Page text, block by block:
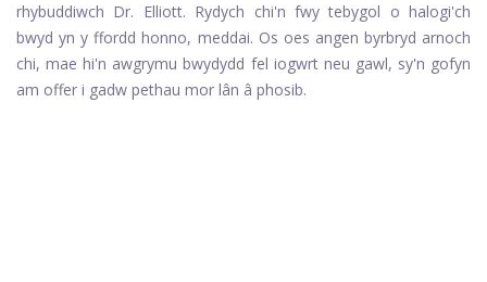
rhybuddiwch Dr. Elliott. Rydych chi'n fwy tebygol o halogi'ch
bwyd yn y ffordd honno, meddai. Os oes angen byrbryd arnoch
chi, mae hi'n awgrymu bwydydd fel iogwrt neu gawl, sy'n gofyn
am offer i gadw pethau mor lân â phosib.